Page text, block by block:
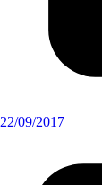
22/09/2017